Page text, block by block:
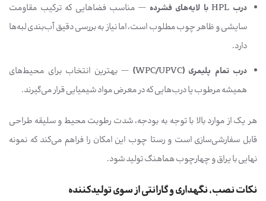
درب HPL با لایه‌های فشرده
— مناسب فضاهایی که ترکیب مقاومت
سایشی و ظاهر چوب مطلوب است، اما نیاز به بررسی دقیق آب‌بندی لبه‌ها
دارد.
درب تمام پلیمری (WPC/UPVC)
— بهترین انتخاب برای محیط‌های
همیشه مرطوب یا درب‌هایی که در معرض مواد شیمیایی قرار می‌گیرند.
هر یک از موارد بالا با توجه به بودجه، شدت رطوبت محیط و سلیقه طراحی
قابل سفارشی‌سازی است و رستا چوب این امکان را فراهم می‌کند که نمونه
نهایی با یراق و چهارچوب هماهنگ تولید شود.
نکات نصب، نگهداری و گارانتی از سوی تولیدکننده